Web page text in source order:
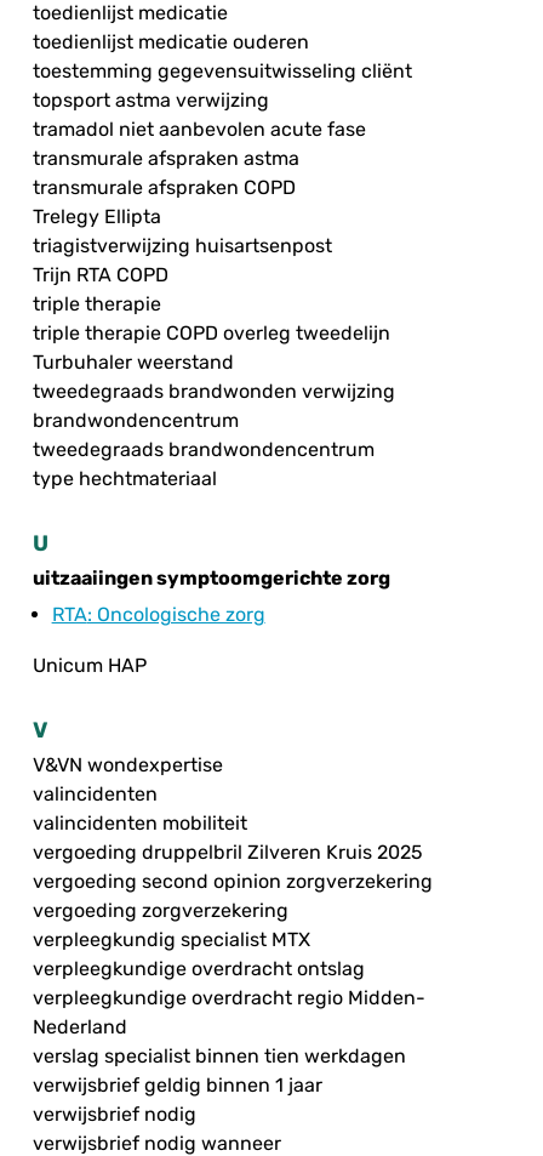
toedienlijst medicatie
toedienlijst medicatie ouderen
toestemming gegevensuitwisseling cliënt
topsport astma verwijzing
tramadol niet aanbevolen acute fase
transmurale afspraken astma
transmurale afspraken COPD
Trelegy Ellipta
triagistverwijzing huisartsenpost
Trijn RTA COPD
triple therapie
triple therapie COPD overleg tweedelijn
Turbuhaler weerstand
tweedegraads brandwonden verwijzing
brandwondencentrum
tweedegraads brandwondencentrum
type hechtmateriaal
U
uitzaaiingen symptoomgerichte zorg
RTA: Oncologische zorg
Unicum HAP
V
V&VN wondexpertise
valincidenten
valincidenten mobiliteit
vergoeding druppelbril Zilveren Kruis 2025
vergoeding second opinion zorgverzekering
vergoeding zorgverzekering
verpleegkundig specialist MTX
verpleegkundige overdracht ontslag
verpleegkundige overdracht regio Midden-
Nederland
verslag specialist binnen tien werkdagen
verwijsbrief geldig binnen 1 jaar
verwijsbrief nodig
verwijsbrief nodig wanneer